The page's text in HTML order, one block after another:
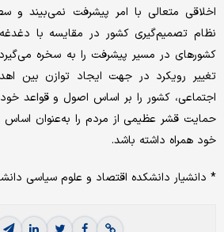
اخلاقی متعالی با امر پیشرفت نمی‌بیند
نظام تصمیم‌گیری کشور در مقایسه با
کشورهای در مسیر پیشرفت را به سخره
تغییر رویکرد در جهت ایجاد توازن بین
اجتماعی، کشور را بر اساس اصول و قواعد
حمایت قشر عظیمی از مردم را به‌عنوان
خود همراه داشته باشد.
* دانشیار دانشکده اقتصاد و علوم سیاسی